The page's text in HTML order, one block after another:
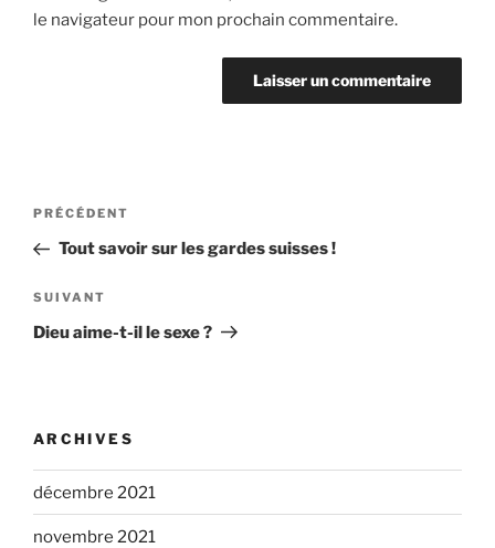
le navigateur pour mon prochain commentaire.
Navigation
l’article
Article
précédent
PRÉCÉDENT
Tout savoir sur les gardes suisses !
Article
suivant
SUIVANT
Dieu aime-t-il le sexe ?
ARCHIVES
décembre 2021
novembre 2021